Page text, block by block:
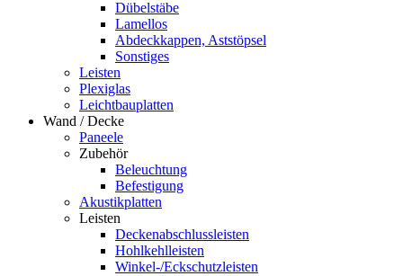
Dübelstäbe
Lamellos
Abdeckkappen, Aststöpsel
Sonstiges
Leisten
Plexiglas
Leichtbauplatten
Wand / Decke
Paneele
Zubehör
Beleuchtung
Befestigung
Akustikplatten
Leisten
Deckenabschlussleisten
Hohlkehlleisten
Winkel-/Eckschutzleisten